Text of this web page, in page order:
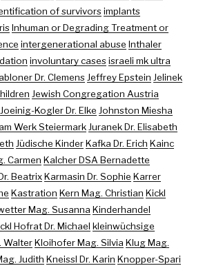
of survivorsimplants
Inhuman or Degrading Treatment or
intergenerational abuse Inthaler
involuntary casesisraeli mk ultra
Dr. ClemensJeffrey Epstein Jelinek
Jewish Congregation Austria
Joeinig-Kogler Dr. Elke Johnston Miesha
Werk SteiermarkJuranek Dr. Elisabeth
Jüdische KinderKafka Dr. Erich Kainc
Carmen Kalcher DSA Bernadette
BeatrixKarmasin Dr. Sophie Karrer
Kastration Kern Mag. Christian Kickl
Mag. Susanna Kinderhandel
Hofrat Dr. Michael kleinwüchsige
WalterKloihofer Mag. Silvia Klug Mag.
Judith Kneissl Dr. Karin Knopper-Spari